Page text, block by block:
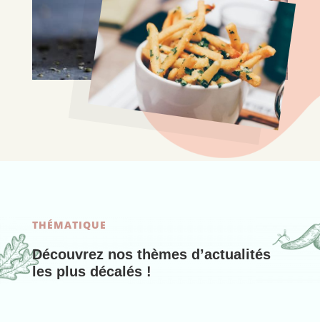
THÉMATIQUE
Découvrez nos thèmes d’actualités
les plus décalés !